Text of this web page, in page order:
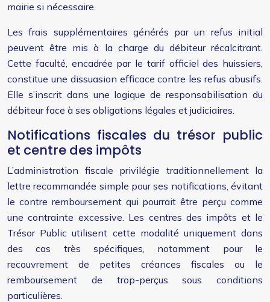
mairie si nécessaire.
Les frais supplémentaires générés par un refus initial
peuvent être mis à la charge du débiteur récalcitrant.
Cette faculté, encadrée par le tarif officiel des huissiers,
constitue une dissuasion efficace contre les refus abusifs.
Elle s’inscrit dans une logique de responsabilisation du
débiteur face à ses obligations légales et judiciaires.
Notifications fiscales du trésor public
et centre des impôts
L’administration fiscale privilégie traditionnellement la
lettre recommandée simple pour ses notifications, évitant
le contre remboursement qui pourrait être perçu comme
une contrainte excessive. Les centres des impôts et le
Trésor Public utilisent cette modalité uniquement dans
des cas très spécifiques, notamment pour le
recouvrement de petites créances fiscales ou le
remboursement de trop-perçus sous conditions
particulières.